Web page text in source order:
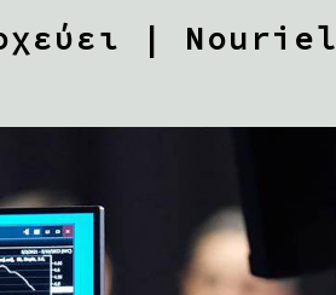
| Nouriel